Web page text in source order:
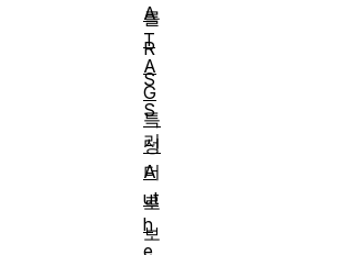
를
R
S
S
리
더
로
보
A
T
A
G
특
성
A
ut
h
e